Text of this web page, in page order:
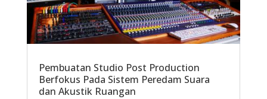
Pembuatan Studio Post Production
Berfokus Pada Sistem Peredam Suara
dan Akustik Ruangan